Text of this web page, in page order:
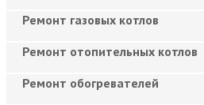
Ремонт газовых котлов
Ремонт отопительных котлов
Ремонт обогревателей